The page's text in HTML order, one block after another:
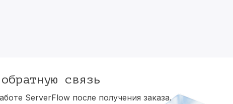
связь
ServerFlow после получения заказа.